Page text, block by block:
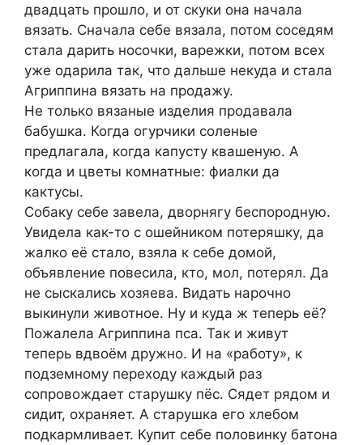
двадцать прошло, и от скуки она начала
вязать. Сначала себе вязала, потом соседям
стала дарить носочки, варежки, потом всех
уже одарила так, что дальше некуда и стала
Агриппина вязать на продажу.
Не только вязаные изделия продавала
бабушка. Когда огурчики соленые
предлагала, когда капусту квашеную. А
когда и цветы комнатные: фиалки да
кактусы.
Собаку себе завела, дворнягу беспородную.
Увидела как-то с ошейником потеряшку, да
жалко её стало, взяла к себе домой,
объявление повесила, кто, мол, потерял. Да
не сыскались хозяева. Видать нарочно
выкинули животное. Ну и куда ж теперь её?
Пожалела Агриппина пса. Так и живут
теперь вдвоём дружно. И на «работу», к
подземному переходу каждый раз
сопровождает старушку пёс. Сядет рядом и
сидит, охраняет. А старушка его хлебом
подкармливает. Купит себе половинку батона